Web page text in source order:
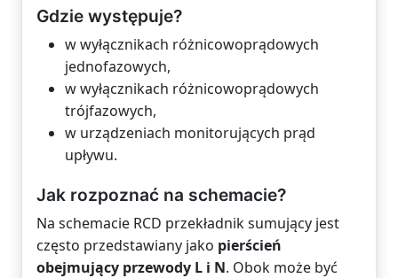
Gdzie występuje?
w wyłącznikach różnicowoprądowych
jednofazowych,
w wyłącznikach różnicowoprądowych
trójfazowych,
w urządzeniach monitorujących prąd
upływu.
Jak rozpoznać na schemacie?
Na schemacie RCD przekładnik sumujący jest
często przedstawiany jako pierścień
obejmujący przewody L i N. Obok może być